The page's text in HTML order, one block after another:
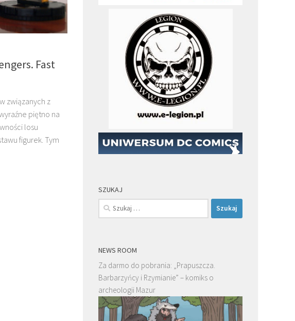
Fast
związanych z
piętno na
losu
figurek. Tym
SZUKAJ
Szukaj:
NEWS ROOM
Za darmo do pobrania: „Prapuszcza.
Barbarzyńcy i Rzymianie” – komiks o
archeologii Mazur